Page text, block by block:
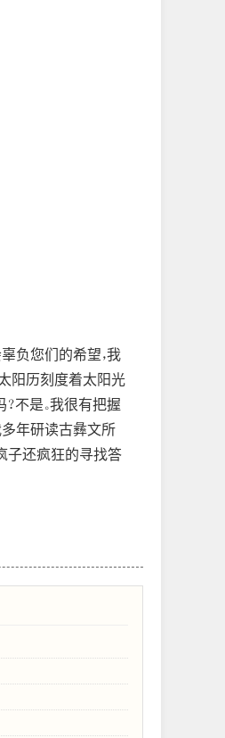
负您们的希望，我
阳历刻度着太阳光
不是。我很有把握
多年研读古彝文所
子还疯狂的寻找答